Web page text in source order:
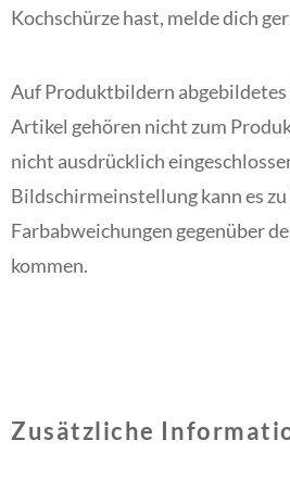
Kochschürze hast, melde dich
Auf Produktbildern
Artikel gehören nicht zum
nicht ausdrücklich
Bildschirmeinstellung kann es
Farbabweichungen gegenüber
kommen.
Zusätzliche